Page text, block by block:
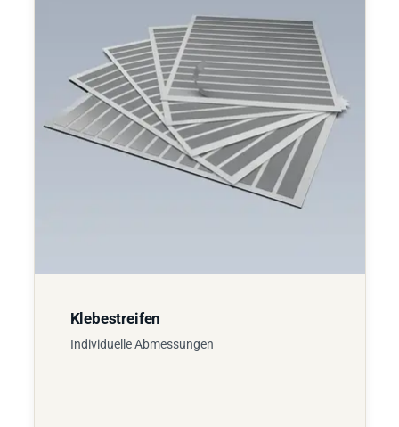
Klebestreifen
Individuelle Abmessungen